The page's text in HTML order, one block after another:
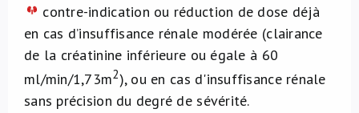
contre-indication ou réduction de dose déjà
en cas d’insuffisance rénale modérée (clairance
de la créatinine inférieure ou égale à 60
ml/min/1,73m2), ou en cas d'insuffisance rénale
sans précision du degré de sévérité.